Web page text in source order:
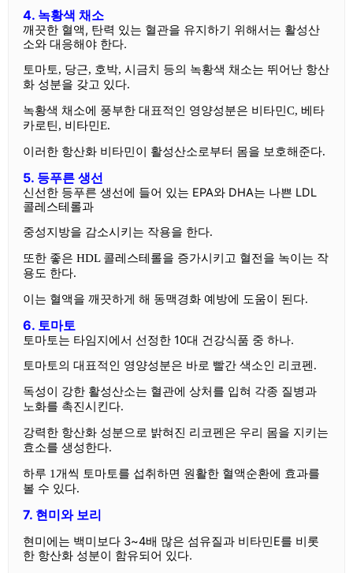
4. 녹황색 채소
깨끗한 혈액, 탄력 있는 혈관을 유지하기 위해서는 활성산
소와 대응해야 한다.
토마토, 당근, 호박, 시금치 등의 녹황색 채소는 뛰어난 항산
화 성분을 갖고 있다.
녹황색 채소에 풍부한 대표적인 영양성분은 비타민C, 베타
카로틴, 비타민E.
이러한 항산화 비타민이 활성산소로부터 몸을 보호해준다.
5. 등푸른 생선
신선한 등푸른 생선에 들어 있는 EPA와 DHA는 나쁜 LDL
콜레스테롤과
중성지방을 감소시키는 작용을 한다.
또한 좋은 HDL 콜레스테롤을 증가시키고 혈전을 녹이는 작
용도 한다.
이는 혈액을 깨끗하게 해 동맥경화 예방에 도움이 된다.
6. 토마토
토마토는 타임지에서 선정한 10대 건강식품 중 하나.
토마토의 대표적인 영양성분은 바로 빨간 색소인 리코펜.
독성이 강한 활성산소는 혈관에 상처를 입혀 각종 질병과
노화를 촉진시킨다.
강력한 항산화 성분으로 밝혀진 리코펜은 우리 몸을 지키는
효소를 생성한다.
하루 1개씩 토마토를 섭취하면 원활한 혈액순환에 효과를
볼 수 있다.
7. 현미와 보리
현미에는 백미보다 3~4배 많은 섬유질과 비타민E를 비롯
한 항산화 성분이 함유되어 있다.